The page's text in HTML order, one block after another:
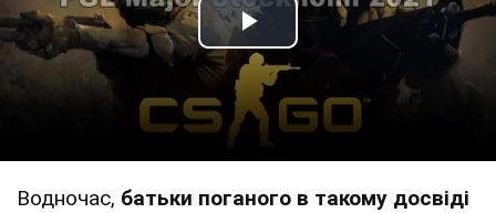
Play Video
Водночас, батьки поганого в такому досвіді